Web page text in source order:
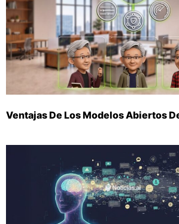
Ventajas De Los Modelos Abiertos